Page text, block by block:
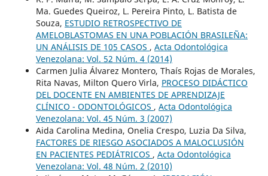
Ma. Guedes Queiroz, L. Pereira Pinto, L. Batista de
Souza, ESTUDIO RETROSPECTIVO DE
AMELOBLASTOMAS EN UNA POBLACIÓN BRASILEÑA:
UN ANÁLISIS DE 105 CASOS , Acta Odontológica
Venezolana: Vol. 52 Núm. 4 (2014)
Carmen Julia Álvarez Montero, Thaís Rojas de Morales,
Rita Navas, Milton Quero Virla, PROCESO DIDÁCTICO
DEL DOCENTE EN AMBIENTES DE APRENDIZAJE
CLÍNICO - ODONTOLÓGICOS , Acta Odontológica
Venezolana: Vol. 45 Núm. 3 (2007)
Aida Carolina Medina, Onelia Crespo, Luzia Da Silva,
FACTORES DE RIESGO ASOCIADOS A MALOCLUSIÓN
EN PACIENTES PEDIÁTRICOS , Acta Odontológica
Venezolana: Vol. 48 Núm. 2 (2010)